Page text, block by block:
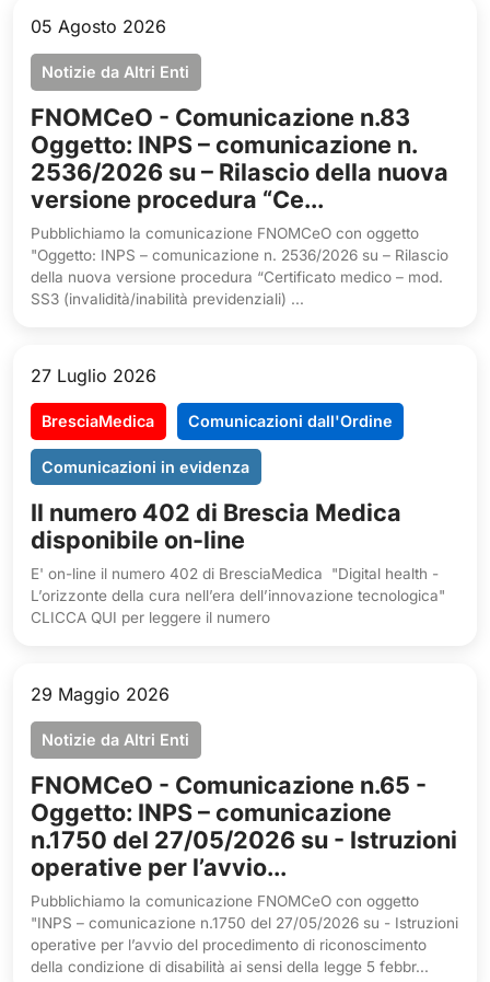
05 Agosto 2026
Notizie da Altri Enti
FNOMCeO - Comunicazione n.83
Oggetto: INPS – comunicazione n.
2536/2026 su – Rilascio della nuova
versione procedura “Ce...
Pubblichiamo la comunicazione FNOMCeO con oggetto
"Oggetto: INPS – comunicazione n. 2536/2026 su – Rilascio
della nuova versione procedura “Certificato medico – mod.
SS3 (invalidità/inabilità previdenziali) ...
27 Luglio 2026
BresciaMedica Comunicazioni dall'Ordine
Comunicazioni in evidenza
Il numero 402 di Brescia Medica
disponibile on-line
E' on-line il numero 402 di BresciaMedica "Digital health -
L’orizzonte della cura nell’era dell’innovazione tecnologica"
CLICCA QUI per leggere il numero
29 Maggio 2026
Notizie da Altri Enti
FNOMCeO - Comunicazione n.65 -
Oggetto: INPS – comunicazione
n.1750 del 27/05/2026 su - Istruzioni
operative per l’avvio...
Pubblichiamo la comunicazione FNOMCeO con oggetto
"INPS – comunicazione n.1750 del 27/05/2026 su - Istruzioni
operative per l’avvio del procedimento di riconoscimento
della condizione di disabilità ai sensi della legge 5 febbr...